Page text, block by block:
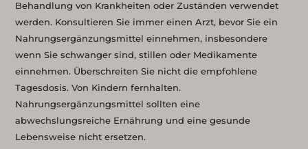
Behandlung von Krankheiten oder Zuständen verwendet
werden. Konsultieren Sie immer einen Arzt, bevor Sie ein
Nahrungsergänzungsmittel einnehmen, insbesondere
wenn Sie schwanger sind, stillen oder Medikamente
einnehmen. Überschreiten Sie nicht die empfohlene
Tagesdosis. Von Kindern fernhalten.
Nahrungsergänzungsmittel sollten eine
abwechslungsreiche Ernährung und eine gesunde
Lebensweise nicht ersetzen.